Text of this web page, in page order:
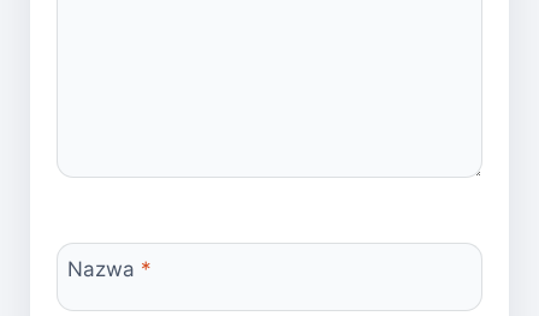
Nazwa *